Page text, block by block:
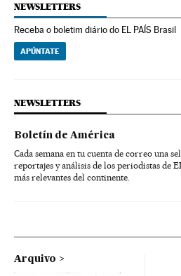
NEWSLETTERS
Receba o boletim diário do EL PAÍS Brasil
APÚNTATE
NEWSLETTERS
Boletín de América
Cada semana en tu cuenta de correo una
reportajes y análisis de los periodistas de
más relevantes del continente.
Arquivo